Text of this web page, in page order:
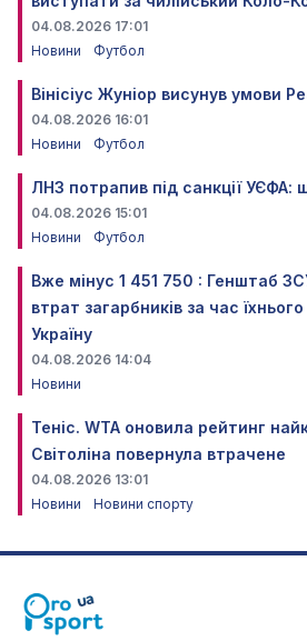
04.08.2026 17:01
Новини
Футбол
Вінісіус Жуніор висунув умови
04.08.2026 16:01
Новини
Футбол
ЛНЗ потрапив під санкції УЄФА:
04.08.2026 15:01
Новини
Футбол
Вже мінус 1 451 750 : Генштаб
втрат загарбників за час
Україну
04.08.2026 14:04
Новини
Теніс. WTA оновила рейтинг
Світоліна повернула втрачене
04.08.2026 13:01
Новини
Новини спорту